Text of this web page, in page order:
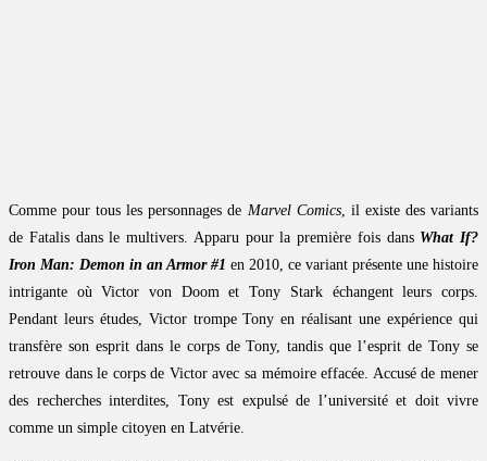
Comme pour tous les personnages de Marvel Comics, il existe des variants
de Fatalis dans le multivers. Apparu pour la première fois dans What If?
Iron Man: Demon in an Armor #1 en 2010, ce variant présente une histoire
intrigante où Victor von Doom et Tony Stark échangent leurs corps.
Pendant leurs études, Victor trompe Tony en réalisant une expérience qui
transfère son esprit dans le corps de Tony, tandis que l’esprit de Tony se
retrouve dans le corps de Victor avec sa mémoire effacée. Accusé de mener
des recherches interdites, Tony est expulsé de l’université et doit vivre
comme un simple citoyen en Latvérie.